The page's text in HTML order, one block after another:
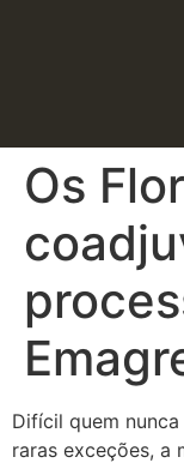
Os
Difícil quem
raras exceções, a